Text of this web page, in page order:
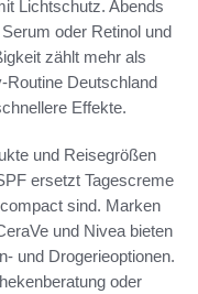
Lichtschutz. Abends
oder Retinol und
zählt mehr als
Routine Deutschland
Effekte.
und Reisegrößen
ersetzt Tagescreme
sind. Marken
und Nivea bieten
und Drogerieoptionen.
oder